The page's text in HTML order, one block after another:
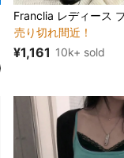
#1 ベストセラー
売り切れ間近！
#1 ベストセラー
売り切れ間近！
#1 ベストセラー
売り切れ間近！
#1 ベストセラー
¥1,161 10k+ sold